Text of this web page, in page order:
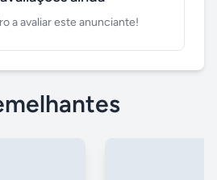
a avaliar este anunciante!